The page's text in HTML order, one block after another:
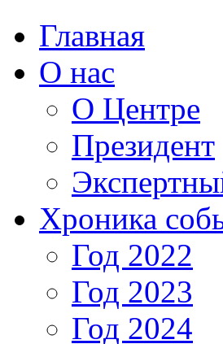
Главная
О нас
О Центре
Президент
Хроника
Год 2022
Год 2023
Год 2024